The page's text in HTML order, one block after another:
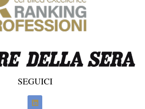
SEGUICI